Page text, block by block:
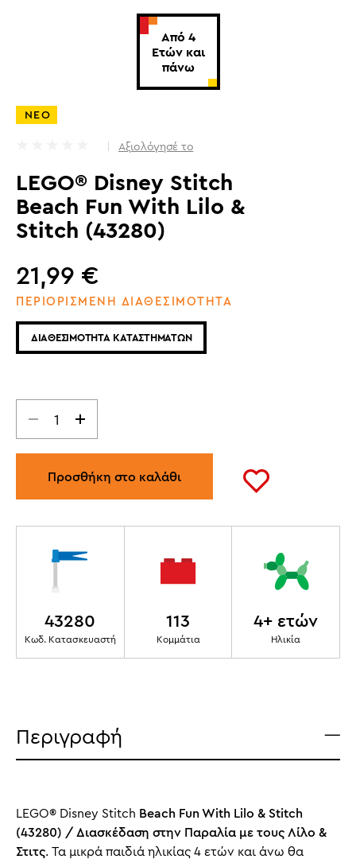
Από 4
Ετών και
πάνω
ΝΕΟ
Αξιολόγησέ το
LEGO® Disney Stitch
Beach Fun With Lilo &
Stitch (43280)
21,99 €
ΠΕΡΙΟΡΙΣΜΕΝΗ ΔΙΑΘΕΣΙΜΟΤΗΤΑ
ΔΙΑΘΕΣΙΜΟΤΗΤΑ ΚΑΤΑΣΤΗΜΑΤΩΝ
Προσθήκη στο καλάθι
43280
Κωδ. Κατασκευαστή
113
Κομμάτια
4+ ετών
Ηλικία
Περιγραφή
LEGO® Disney Stitch Beach Fun With Lilo & Stitch
(43280) / Διασκέδαση στην Παραλία με τους Λίλο &
Στιτς. Τα μικρά παιδιά ηλικίας 4 ετών και άνω θα